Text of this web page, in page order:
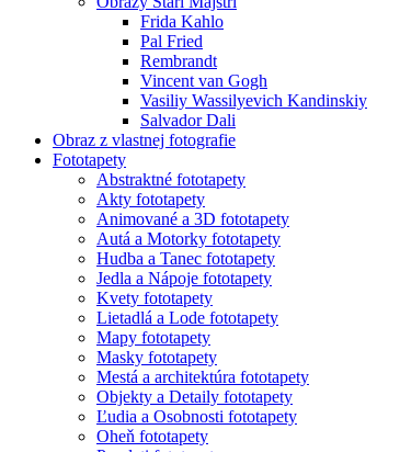
Frida Kahlo
Pal Fried
Rembrandt
Vincent van Gogh
Vasiliy Wassilyevich Kandinskiy
Salvador Dali
Obraz z vlastnej fotografie
Fototapety
Abstraktné fototapety
Akty fototapety
Animované a 3D fototapety
Autá a Motorky fototapety
Hudba a Tanec fototapety
Jedla a Nápoje fototapety
Kvety fototapety
Lietadlá a Lode fototapety
Mapy fototapety
Masky fototapety
Mestá a architektúra fototapety
Objekty a Detaily fototapety
Ľudia a Osobnosti fototapety
Oheň fototapety